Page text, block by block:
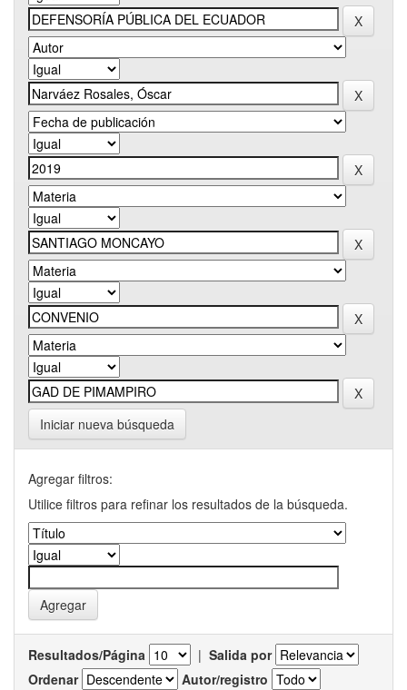
Iniciar nueva búsqueda
Agregar filtros:
Utilice filtros para refinar los resultados de la búsqueda.
Resultados/Página | Salida por
Ordenar
Autor/registro